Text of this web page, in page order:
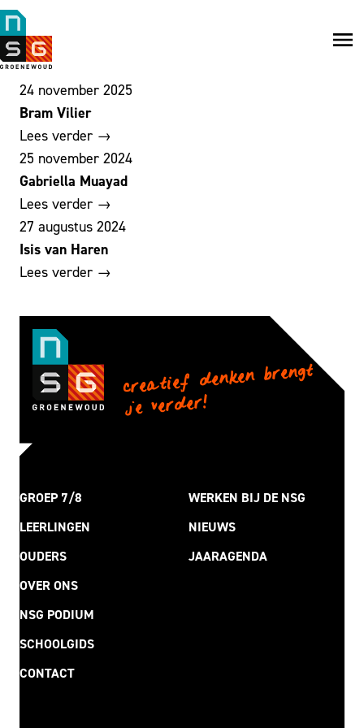
NSG
Groenewoud
24 november 2025
Bram Vilier
Lees verder →
25 november 2024
Gabriella Muayad
Lees verder →
27 augustus 2024
Isis van Haren
Lees verder →
creatief denken brengt
je verder!
GROEP 7/8
LEERLINGEN
OUDERS
OVER ONS
NSG PODIUM
SCHOOLGIDS
CONTACT
WERKEN BIJ DE NSG
NIEUWS
JAARAGENDA